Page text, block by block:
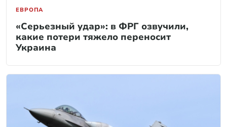
ЕВРОПА
«Серьезный удар»: в ФРГ озвучили,
какие потери тяжело переносит
Украина